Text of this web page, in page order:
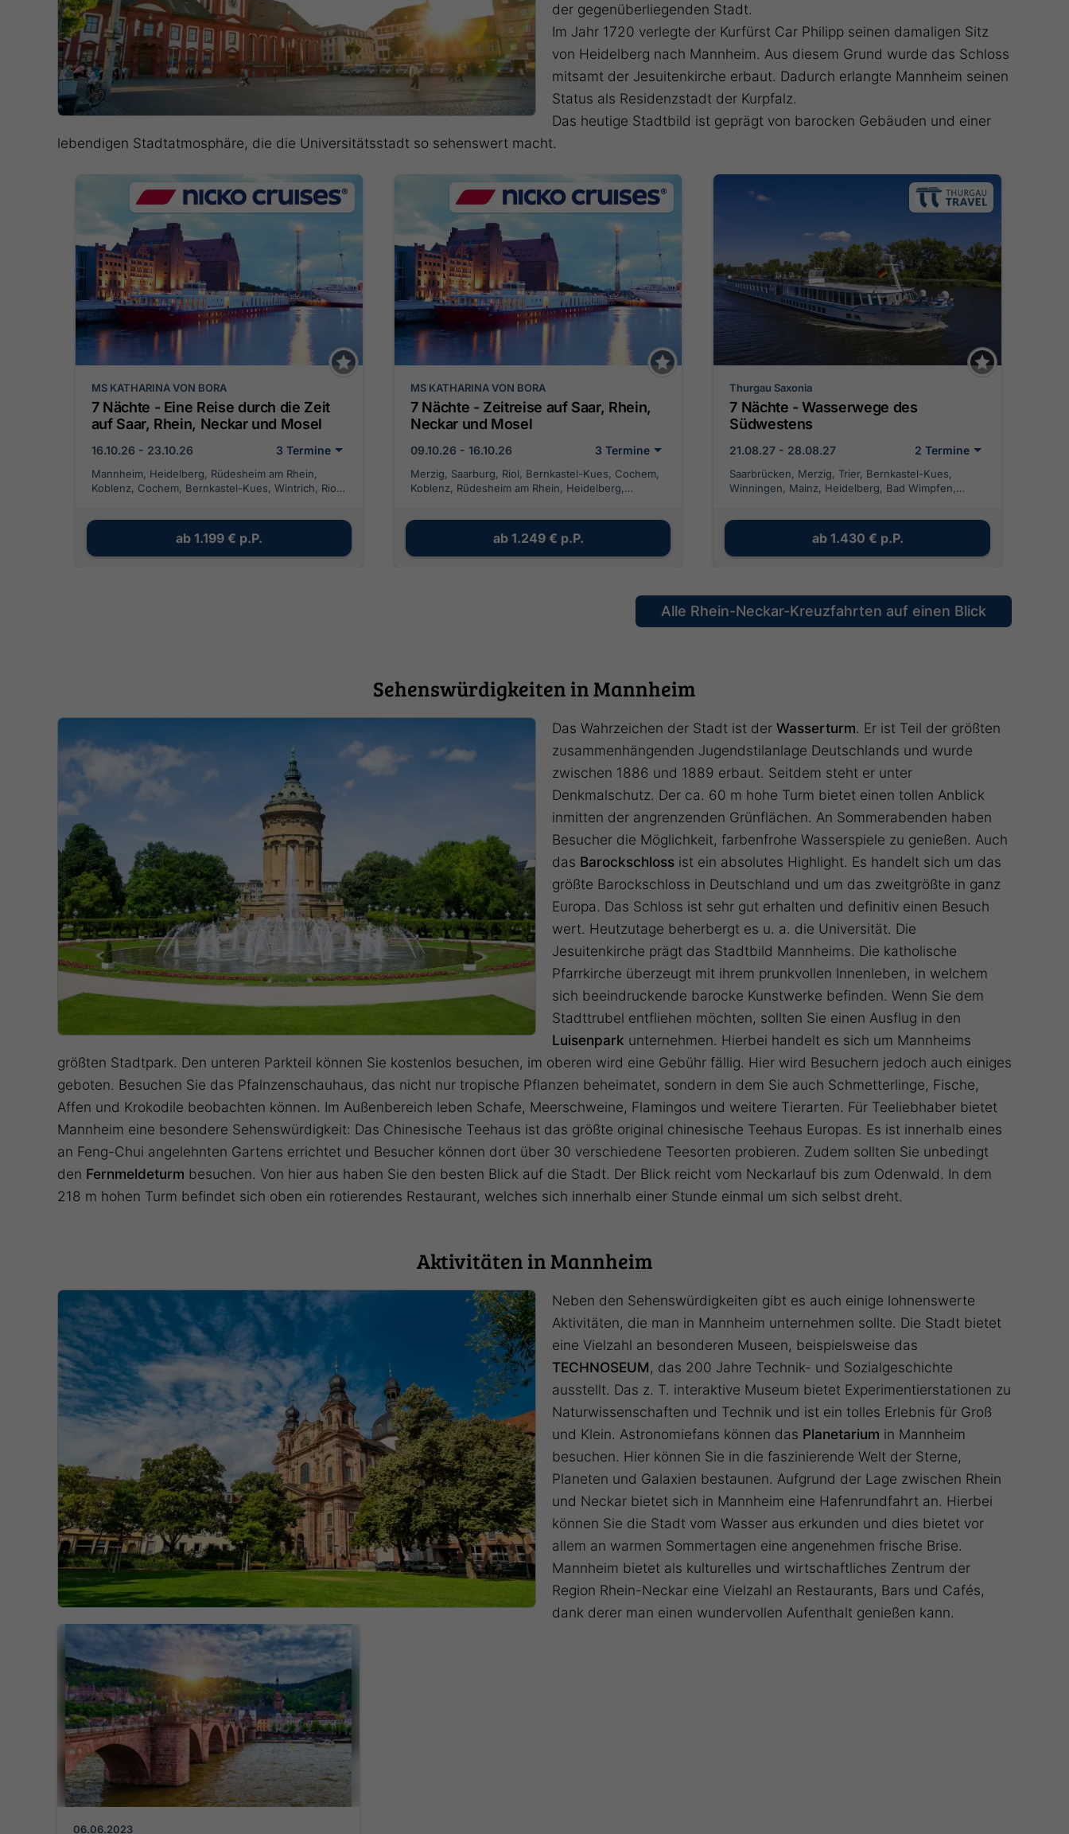
der gegenüberliegenden Stadt.
Im Jahr 1720 verlegte der Kurfürst Car Philipp seinen damaligen Sitz
von Heidelberg nach Mannheim. Aus diesem Grund wurde das Schloss
mitsamt der Jesuitenkirche erbaut. Dadurch erlangte Mannheim seinen
Status als Residenzstadt der Kurpfalz.
Das heutige Stadtbild ist geprägt von barocken Gebäuden und einer
lebendigen Stadtatmosphäre, die die Universitätsstadt so sehenswert macht.
MS KATHARINA VON BORA
7 Nächte - Eine Reise durch die Zeit
auf Saar, Rhein, Neckar und Mosel
16.10.26 - 23.10.26 3 Termine
Mannheim, Heidelberg, Rüdesheim am Rhein,
Koblenz, Cochem, Bernkastel-Kues, Wintrich, Riol,
ab 1.199 € p.P.
MS KATHARINA VON BORA
7 Nächte - Zeitreise auf Saar, Rhein,
Neckar und Mosel
09.10.26 - 16.10.26 3 Termine
Merzig, Saarburg, Riol, Bernkastel-Kues, Cochem,
Koblenz, Rüdesheim am Rhein, Heidelberg,
ab 1.249 € p.P.
Thurgau Saxonia
7 Nächte - Wasserwege des
Südwestens
21.08.27 - 28.08.27 2 Termine
Saarbrücken, Merzig, Trier, Bernkastel-Kues,
Winningen, Mainz, Heidelberg, Bad Wimpfen,
ab 1.430 € p.P.
Alle Rhein-Neckar-Kreuzfahrten auf einen Blick
Sehenswürdigkeiten in Mannheim
Das Wahrzeichen der Stadt ist der Wasserturm. Er ist Teil der größten
zusammenhängenden Jugendstilanlage Deutschlands und wurde
zwischen 1886 und 1889 erbaut. Seitdem steht er unter
Denkmalschutz. Der ca. 60 m hohe Turm bietet einen tollen Anblick
inmitten der angrenzenden Grünflächen. An Sommerabenden haben
Besucher die Möglichkeit, farbenfrohe Wasserspiele zu genießen. Auch
das Barockschloss ist ein absolutes Highlight. Es handelt sich um das
größte Barockschloss in Deutschland und um das zweitgrößte in ganz
Europa. Das Schloss ist sehr gut erhalten und definitiv einen Besuch
wert. Heutzutage beherbergt es u. a. die Universität. Die
Jesuitenkirche prägt das Stadtbild Mannheims. Die katholische
Pfarrkirche überzeugt mit ihrem prunkvollen Innenleben, in welchem
sich beeindruckende barocke Kunstwerke befinden. Wenn Sie dem
Stadttrubel entfliehen möchten, sollten Sie einen Ausflug in den
Luisenpark unternehmen. Hierbei handelt es sich um Mannheims
größten Stadtpark. Den unteren Parkteil können Sie kostenlos besuchen, im oberen wird eine Gebühr fällig. Hier wird Besuchern jedoch auch einiges
geboten. Besuchen Sie das Pfalnzenschauhaus, das nicht nur tropische Pflanzen beheimatet, sondern in dem Sie auch Schmetterlinge, Fische,
Affen und Krokodile beobachten können. Im Außenbereich leben Schafe, Meerschweine, Flamingos und weitere Tierarten. Für Teeliebhaber bietet
Mannheim eine besondere Sehenswürdigkeit: Das Chinesische Teehaus ist das größte original chinesische Teehaus Europas. Es ist innerhalb eines
an Feng-Chui angelehnten Gartens errichtet und Besucher können dort über 30 verschiedene Teesorten probieren. Zudem sollten Sie unbedingt
den Fernmeldeturm besuchen. Von hier aus haben Sie den besten Blick auf die Stadt. Der Blick reicht vom Neckarlauf bis zum Odenwald. In dem
218 m hohen Turm befindet sich oben ein rotierendes Restaurant, welches sich innerhalb einer Stunde einmal um sich selbst dreht.
Aktivitäten in Mannheim
Neben den Sehenswürdigkeiten gibt es auch einige lohnenswerte
Aktivitäten, die man in Mannheim unternehmen sollte. Die Stadt bietet
eine Vielzahl an besonderen Museen, beispielsweise das
TECHNOSEUM, das 200 Jahre Technik- und Sozialgeschichte
ausstellt. Das z. T. interaktive Museum bietet Experimentierstationen zu
Naturwissenschaften und Technik und ist ein tolles Erlebnis für Groß
und Klein. Astronomiefans können das Planetarium in Mannheim
besuchen. Hier können Sie in die faszinierende Welt der Sterne,
Planeten und Galaxien bestaunen. Aufgrund der Lage zwischen Rhein
und Neckar bietet sich in Mannheim eine Hafenrundfahrt an. Hierbei
können Sie die Stadt vom Wasser aus erkunden und dies bietet vor
allem an warmen Sommertagen eine angenehmen frische Brise.
Mannheim bietet als kulturelles und wirtschaftliches Zentrum der
Region Rhein-Neckar eine Vielzahl an Restaurants, Bars und Cafés,
dank derer man einen wundervollen Aufenthalt genießen kann.
06.06.2023